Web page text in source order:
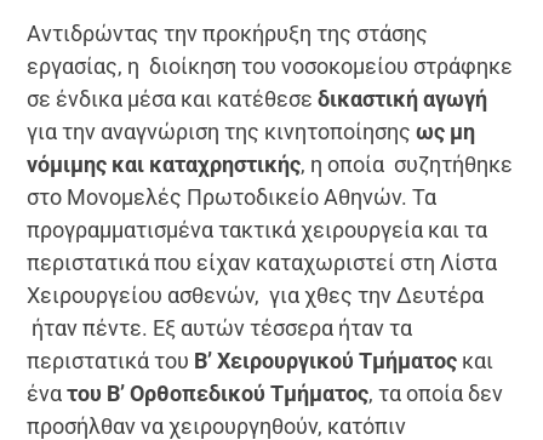
Αντιδρώντας την προκήρυξη της στάσης
εργασίας, η διοίκηση του νοσοκομείου στράφηκε
σε ένδικα μέσα και κατέθεσεδικαστική αγωγή
για την αναγνώριση της κινητοποίησηςως μη
νόμιμης και καταχρηστικής, η οποία συζητήθηκε
στο Μονομελές Πρωτοδικείο Αθηνών. Τα
προγραμματισμένα τακτικά χειρουργεία και τα
περιστατικά που είχαν καταχωριστεί στη Λίστα
Χειρουργείου ασθενών, για χθες την Δευτέρα
ήταν πέντε. Εξ αυτών τέσσερα ήταν τα
περιστατικά του Β’ Χειρουργικού Τμήματος και
ένατου Β’ Ορθοπεδικού Τμήματος, τα οποία δεν
προσήλθαν να χειρουργηθούν, κατόπιν